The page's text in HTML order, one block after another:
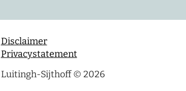
Disclaimer
Privacystatement
Luitingh-Sijthoff © 2026